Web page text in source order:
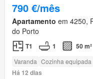
790 €/mês
Apartamento em 4250,
do Porto
T1 1 50 m²
Varanda Cozinha equipada
Há 12 dias